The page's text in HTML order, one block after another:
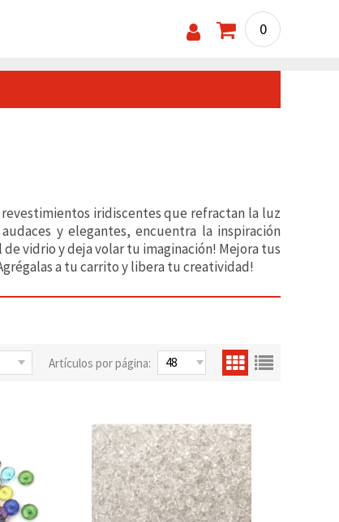
0
iridiscentes que refractan la luz
y elegantes, encuentra la inspiración
vidrio y deja volar tu imaginación! Mejora tus
a tu carrito y libera tu creatividad!
Artículos por página: